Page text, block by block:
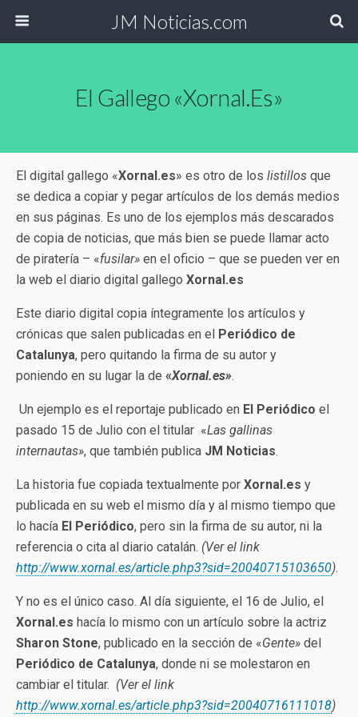
JM Noticias.com
El Gallego «Xornal.es»
El digital gallego «Xornal.es» es otro de los listillos que
se dedica a copiar y pegar artículos de los demás medios
en sus páginas. Es uno de los ejemplos más descarados
de copia de noticias, que más bien se puede llamar acto
de piratería – «fusilar» en el oficio – que se pueden ver en
la web el diario digital gallego Xornal.es
Este diario digital copia íntegramente los artículos y
crónicas que salen publicadas en el Periódico de
Catalunya, pero quitando la firma de su autor y
poniendo en su lugar la de «Xornal.es».
Un ejemplo es el reportaje publicado en El Periódico el
pasado 15 de Julio con el titular «Las gallinas
internautas», que también publica JM Noticias.
La historia fue copiada textualmente por Xornal.es y
publicada en su web el mismo día y al mismo tiempo que
lo hacía El Periódico, pero sin la firma de su autor, ni la
referencia o cita al diario catalán. (Ver el link
http://www.xornal.es/article.php3?sid=20040715103650).
Y no es el único caso. Al día siguiente, el 16 de Julio, el
Xornal.es hacía lo mismo con un artículo sobre la actriz
Sharon Stone, publicado en la sección de «Gente» del
Periódico de Catalunya, donde ni se molestaron en
cambiar el titular. (Ver el link
http://www.xornal.es/article.php3?sid=20040716111018)